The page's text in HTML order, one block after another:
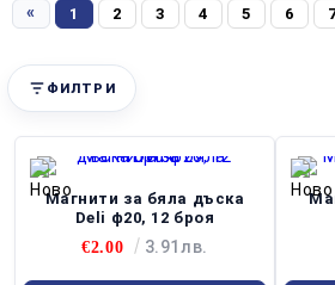
« 1 2 3 4 5 6
ФИЛТРИ
Магнити за бяла дъска
Deli ф20, 12 броя
€2.00
3.91лв.